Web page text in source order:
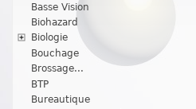
Basse Vision
Biohazard
Biologie
Bouchage
Brossage...
BTP
Bureautique